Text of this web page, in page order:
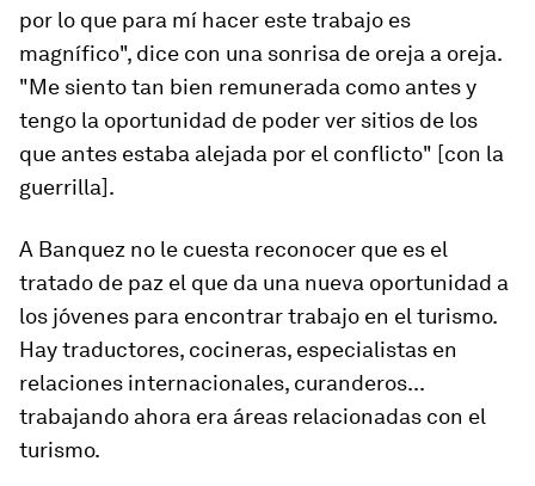
por lo que para mí hacer este trabajo es
magnífico", dice con una sonrisa de oreja a oreja.
"Me siento tan bien remunerada como antes y
tengo la oportunidad de poder ver sitios de los
que antes estaba alejada por el conflicto" [con la
guerrilla].
A Banquez no le cuesta reconocer que es el
tratado de paz el que da una nueva oportunidad a
los jóvenes para encontrar trabajo en el turismo.
Hay traductores, cocineras, especialistas en
relaciones internacionales, curanderos...
trabajando ahora era áreas relacionadas con el
turismo.